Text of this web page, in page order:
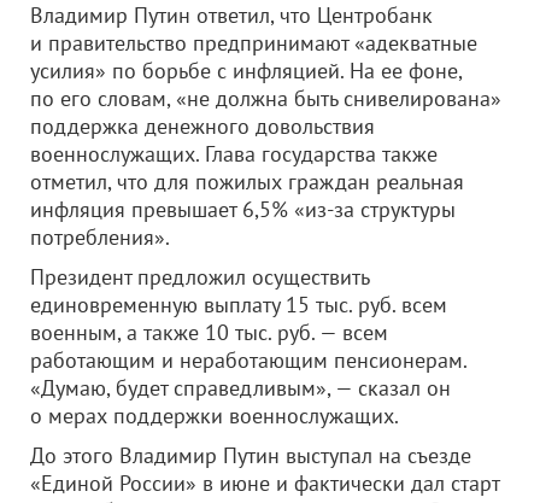
Владимир Путин ответил, что Центробанк
и правительство предпринимают «адекватные
усилия» по борьбе с инфляцией. На ее фоне,
по его словам, «не должна быть снивелирована»
поддержка денежного довольствия
военнослужащих. Глава государства также
отметил, что для пожилых граждан реальная
инфляция превышает 6,5% «из-за структуры
потребления».
Президент предложил осуществить
единовременную выплату 15 тыс. руб. всем
военным, а также 10 тыс. руб. — всем
работающим и неработающим пенсионерам.
«Думаю, будет справедливым», — сказал он
о мерах поддержки военнослужащих.
До этого Владимир Путин выступал на съезде
«Единой России» в июне и фактически дал старт